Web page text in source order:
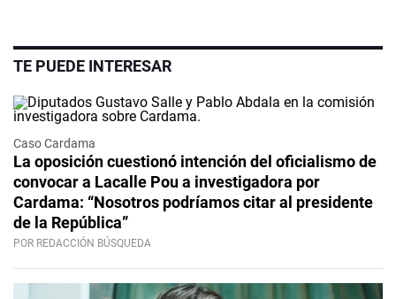
TE PUEDE INTERESAR
Caso Cardama
La oposición cuestionó intención del oficialismo de
convocar a Lacalle Pou a investigadora por
Cardama: “Nosotros podríamos citar al presidente
de la República”
POR REDACCIÓN BÚSQUEDA